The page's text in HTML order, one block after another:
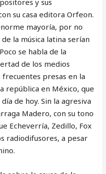
y sus
su casa editora Orfeon.
mayoría, por no
la música latina serían
se habla de la
de los medios
presas en la
república en México, que
de hoy. Sin la agresiva
Madero, con su tono
Echeverría, Zedillo, Fox
radiodifusores, a pesar